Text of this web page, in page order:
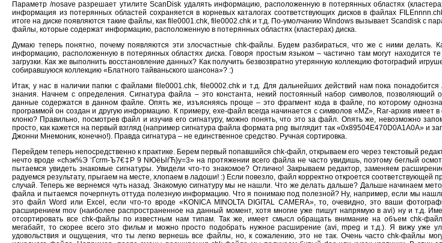
Параметр /nosave разрешает утилите ScanDisk удалять информацию, расположенную в потерянных областях
информация из потерянных областей сохраняется в корневых каталогах соответствующих дисков в файлах
итоге на диске появляются такие файлы, как file0001.chk, file0002.chk и т.д. По-умолчанию Windows вызывает Scandisk с
файлы, которые содержат информацию, расположенную в потерянных областях (кластерах) диска.
Думаю теперь понятно, почему появляются эти злосчастные chk-файлы. Будем разбираться, что же с ними делать.
информацию, расположенную в потерянных областях диска. Говоря простым языком – частично там могут находится
загрузки. Как же выполнить восстановление данных? Как получить безвозвратно утерянную коллекцию фотографий
собиравшуюся коллекцию «Блатного тайваньского шансона»? :)
Итак, у нас в наличии папки с файлами file0001.chk, file0002.chk и т.д. Для дальнейших действий нам пока
знания. Начнем с определения. Сигнатура файла – это константа, некий постоянный набор символов, позволяющий
данные содержатся в данном файле. Опять же, изъясняясь проще – это фрагмент кода в файле, по которому
программой он создан и другую информацию. К примеру, exe-файл всегда начинается с символов «MZ», Rar-архив имеет
клоню? Правильно, посмотрев файл и изучив его сигнатуру, можно понять, что это за файл. Опять же, невозможно
просто, как кажется на первый взгляд (например сигнатура файла формата png выглядит так «0x89504E470D0A1A0A» и
Джонни Мнемоник, конечно!). Правда сигнатура – не единственное средство. Ручная сортировка.
Перейдем теперь непосредственно к практике. Берем первый попавшийся chk-файл, открываем его через текстовый
нечто вроде «сћэк%Э ‘Ґcrm-Ъ7€‡P 9 NЮёЫѓЋ}y=3» на протяжении всего файла не часто увидишь, поэтому беглый
пытаемся увидеть знакомые сигнатуры. Увидели что-то знакомое? Отлично! Закрываем редактор, заменяем
радуемся результату, прыгаем на месте, хлопаем в ладоши! :) Если повезло, файл корректно откроется соответствующей
случай. Теперь же вернемся чуть назад. Знакомую сигнатуру мы не нашли. Что же делать дальше? Дальше начинаем
файла и пытаемся почерпнуть оттуда полезную информацию. Что я понимаю под полезной? Ну, например, если мы нашли
это файл Word или Excel, если что-то вроде «KONICA MINOLTA DIGITAL CAMERA», то, очевидно, это ваши
расширением mov (наиболее распространенное на данный момент, хотя многие уже пишут напрямую в avi) ну и т.д.
отсортировать все chk-файлы по известным нам типам. Так же, имеет смысл обращать внимание на объем chk-
мегабайт, то скорее всего это фильм и можно просто подобрать нужное расширение (avi, mpeg и т.д.). Я вижу уже
удовольствия и ощущения, что ты легко вернешь все файлы, но, к сожалению, это не так. Очень часто chk-файлы